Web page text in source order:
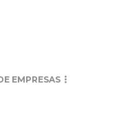
EMPRESAS